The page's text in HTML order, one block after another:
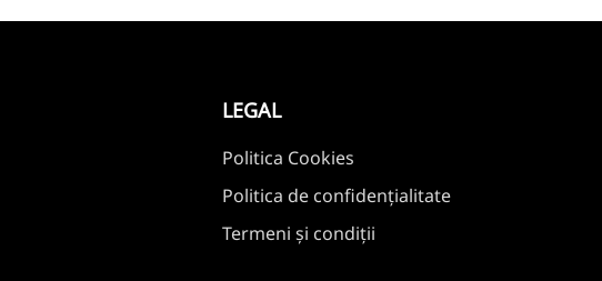
LEGAL
Politica Cookies
Politica de confidențialitate
Termeni și condiții